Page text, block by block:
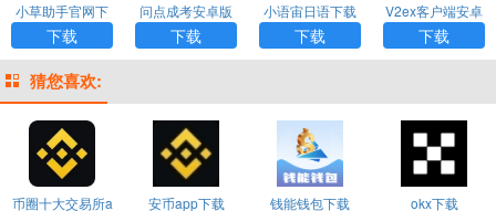
小草助手官网下
载app
下载
问点成考安卓版
下载
小语宙日语下载
手机版
下载
V2ex客户端安卓
官方版
下载
猜您喜欢:
币圈十大交易所a 安币app下载 钱能钱包下载 okx下载